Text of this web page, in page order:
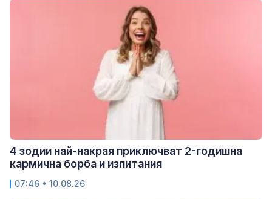
4 зодии най-накрая приключват 2-годишна
кармична борба и изпитания
07:46 • 10.08.26